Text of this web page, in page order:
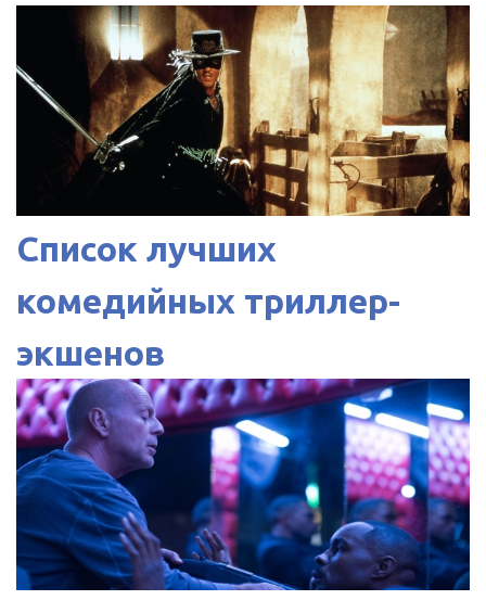
Список лучших
комедийных триллер-
экшенов